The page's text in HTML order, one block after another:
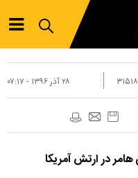
۲۸ آذر ۱۳۹۶ - ۰۷:۱۷ ۳۱۵۱۸